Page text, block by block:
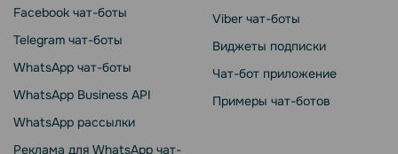
Facebook чат-боты
Telegram чат-боты
WhatsApp чат-боты
WhatsApp Business API
WhatsApp рассылки
Реклама для WhatsApp чат-
Viber чат-боты
Виджеты подписки
Чат-бот приложение
Примеры чат-ботов